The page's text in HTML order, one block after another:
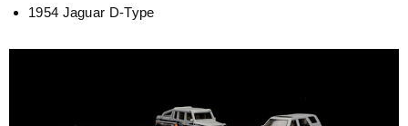
1954 Jaguar D-Type